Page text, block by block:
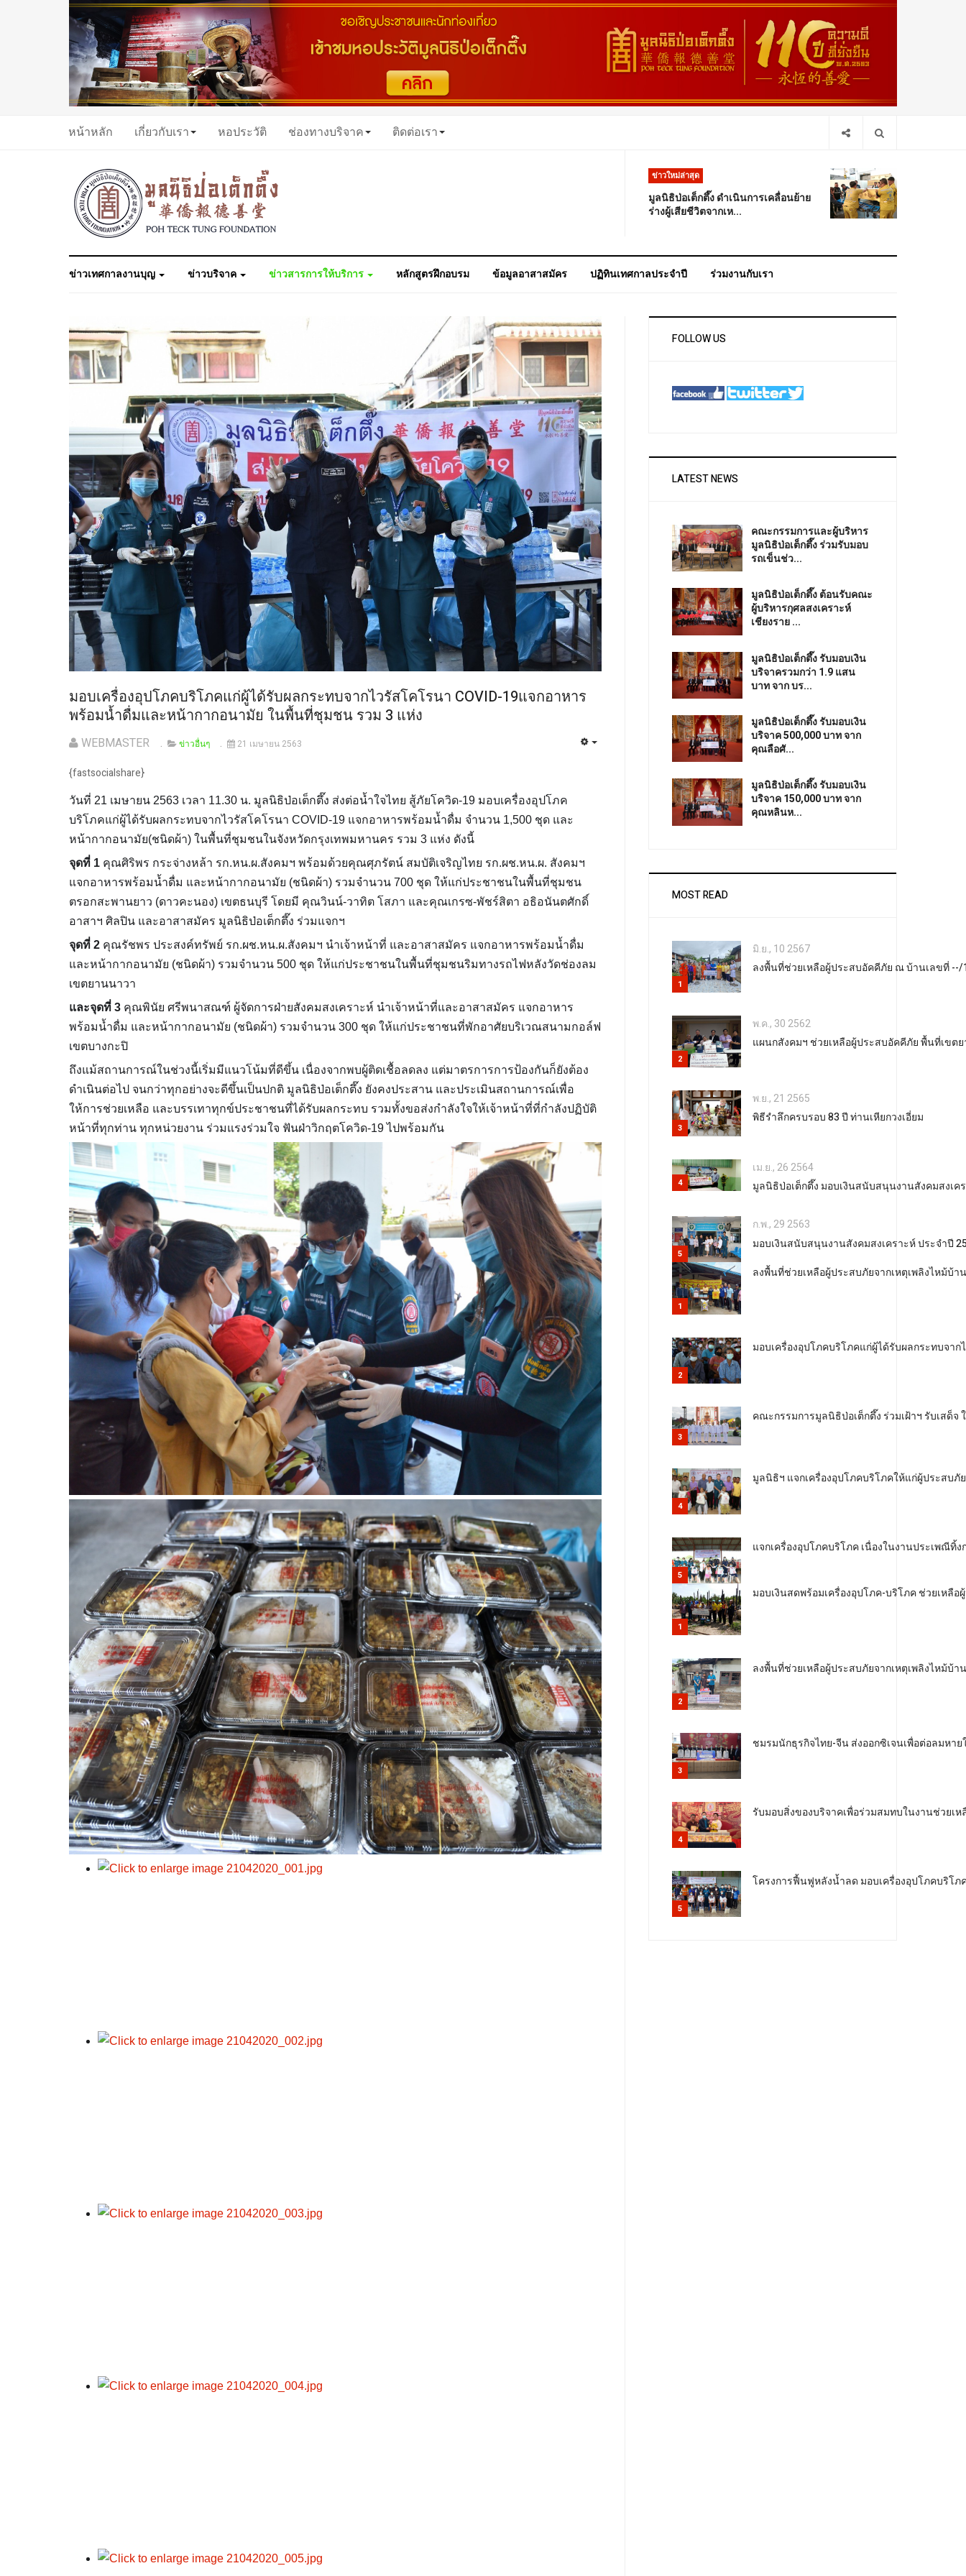
หน้าหลัก เกี่ยวกับเรา หอประวัติ ช่องทางบริจาค ติดต่อเรา
ข่าวใหม่ล่าสุด
มูลนิธิป่อเต็กตึ๊ง ดำเนินการเคลื่อนย้าย
ร่างผู้เสียชีวิตจากเห...
ข่าวเทศกาลงานบุญ ข่าวบริจาค ข่าวสารการให้บริการ หลักสูตรฝึกอบรม ข้อมูลอาสาสมัคร ปฏิทินเทศกาลประจำปี ร่วมงานกับเรา
มอบเครื่องอุปโภคบริโภคแก่ผู้ได้รับผลกระทบจากไวรัสโคโรนา COVID-19แจกอาหาร
พร้อมน้ำดื่มและหน้ากากอนามัย ในพื้นที่ชุมชน รวม 3 แห่ง
WEBMASTER ข่าวอื่นๆ 21 เมษายน 2563
{fastsocialshare}
วันที่ 21 เมษายน 2563 เวลา 11.30 น. มูลนิธิป่อเต็กตึ๊ง ส่งต่อน้ำใจไทย สู้ภัยโควิด-19 มอบเครื่องอุปโภค
บริโภคแก่ผู้ได้รับผลกระทบจากไวรัสโคโรนา COVID-19 แจกอาหารพร้อมน้ำดื่ม จำนวน 1,500 ชุด และ
หน้ากากอนามัย(ชนิดผ้า) ในพื้นที่ชุมชนในจังหวัดกรุงเทพมหานคร รวม 3 แห่ง ดังนี้
จุดที่ 1 คุณศิริพร กระจ่างหล้า รก.หน.ผ.สังคมฯ พร้อมด้วยคุณศุภรัตน์ สมบัติเจริญไทย รก.ผช.หน.ผ. สังคมฯ
แจกอาหารพร้อมน้ำดื่ม และหน้ากากอนามัย (ชนิดผ้า) รวมจำนวน 700 ชุด ให้แก่ประชาชนในพื้นที่ชุมชน
ตรอกสะพานยาว (ดาวคะนอง) เขตธนบุรี โดยมี คุณวินน์-วาทิต โสภา และคุณเกรซ-พัชร์สิตา อธิอนันตศักดิ์
อาสาฯ ศิลปิน และอาสาสมัคร มูลนิธิป่อเต็กตึ๊ง ร่วมแจกฯ
จุดที่ 2 คุณรัชพร ประสงค์ทรัพย์ รก.ผช.หน.ผ.สังคมฯ นำเจ้าหน้าที่ และอาสาสมัคร แจกอาหารพร้อมน้ำดื่ม
และหน้ากากอนามัย (ชนิดผ้า) รวมจำนวน 500 ชุด ให้แก่ประชาชนในพื้นที่ชุมชนริมทางรถไฟหลังวัดช่องลม
เขตยานนาวา
และจุดที่ 3 คุณพินัย ศรีพนาสณฑ์ ผู้จัดการฝ่ายสังคมสงเคราะห์ นำเจ้าหน้าที่และอาสาสมัคร แจกอาหาร
พร้อมน้ำดื่ม และหน้ากากอนามัย (ชนิดผ้า) รวมจำนวน 300 ชุด ให้แก่ประชาชนที่พักอาศัยบริเวณสนามกอล์ฟ
เขตบางกะปิ
ถึงแม้สถานการณ์ในช่วงนี้เริ่มมีแนวโน้มที่ดีขึ้น เนื่องจากพบผู้ติดเชื้อลดลง แต่มาตรการการป้องกันก็ยังต้อง
ดำเนินต่อไป จนกว่าทุกอย่างจะดีขึ้นเป็นปกติ มูลนิธิป่อเต็กตึ๊ง ยังคงประสาน และประเมินสถานการณ์เพื่อ
ให้การช่วยเหลือ และบรรเทาทุกข์ประชาชนที่ได้รับผลกระทบ รวมทั้งขอส่งกำลังใจให้เจ้าหน้าที่ที่กำลังปฏิบัติ
หน้าที่ทุกท่าน ทุกหน่วยงาน ร่วมแรงร่วมใจ ฟันฝ่าวิกฤตโควิด-19 ไปพร้อมกัน
FOLLOW US
LATEST NEWS
คณะกรรมการและผู้บริหาร
มูลนิธิป่อเต็กตึ๊ง ร่วมรับมอบ
รถเข็นช่ว...
มูลนิธิป่อเต็กตึ๊ง ต้อนรับคณะ
ผู้บริหารกุศลสงเคราะห์
เชียงราย ...
มูลนิธิป่อเต็กตึ๊ง รับมอบเงิน
บริจาครวมกว่า 1.9 แสน
บาท จาก บร...
มูลนิธิป่อเต็กตึ๊ง รับมอบเงิน
บริจาค 500,000 บาท จาก
คุณลือศั...
มูลนิธิป่อเต็กตึ๊ง รับมอบเงิน
บริจาค 150,000 บาท จาก
คุณหลินห...
MOST READ
1
มิ.ย., 10 2567
ลงพื้นที่ช่วยเหลือผู้ประสบอัคคีภัย ณ บ้านเลขที่
2
พ.ค., 30 2562
แผนกสังคมฯ ช่วยเหลือผู้ประสบอัคคีภัย พื้นที่เขต
3
พ.ย., 21 2565
พิธีรำลึกครบรอบ 83 ปี ท่านเหียกวงเอี่ยม
4
เม.ย., 26 2564
มูลนิธิป่อเต็กตึ๊ง มอบเงินสนับสนุนงานสังคมสงเ
5
ก.พ., 29 2563
มอบเงินสนับสนุนงานสังคมสงเคราะห์ ประจำปี
1
ลงพื้นที่ช่วยเหลือผู้ประสบภัยจากเหตุเพลิงไหม้บ้
2
มอบเครื่องอุปโภคบริโภคแก่ผู้ได้รับผลกระทบจา
3
คณะกรรมการมูลนิธิป่อเต็กตึ๊ง ร่วมเฝ้าฯ รับเสด็
4
มูลนิธิฯ แจกเครื่องอุปโภคบริโภคให้แก่ผู้ประสบภั
5
แจกเครื่องอุปโภคบริโภค เนื่องในงานประเพณีทิ้
1
มอบเงินสดพร้อมเครื่องอุปโภค-บริโภค ช่วยเหลือ
2
ลงพื้นที่ช่วยเหลือผู้ประสบภัยจากเหตุเพลิงไหม้บ้
3
ชมรมนักธุรกิจไทย-จีน ส่งออกซิเจนเพื่อต่อลมหา
4
รับมอบสิ่งของบริจาคเพื่อร่วมสมทบในงานช่วยเ
5
โครงการฟื้นฟูหลังน้ำลด มอบเครื่องอุปโภคบริโ